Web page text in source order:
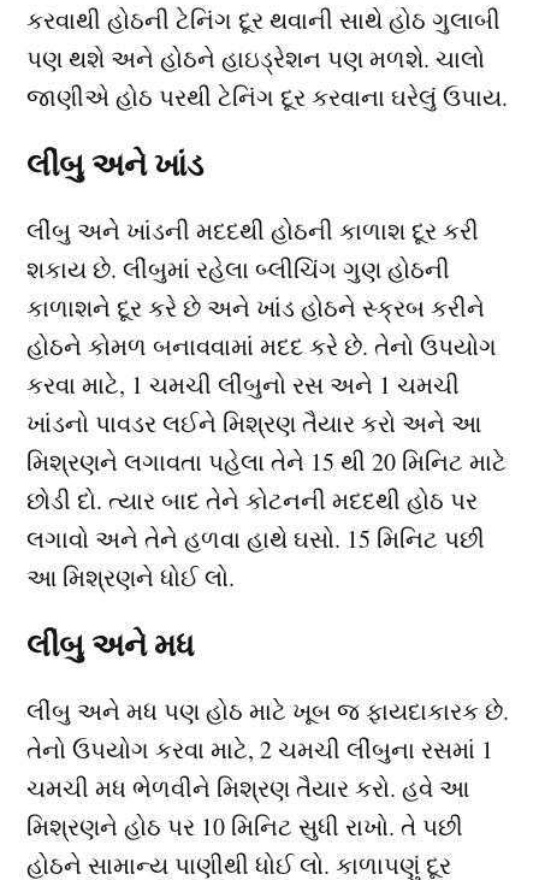
કરવાથી હોઠની ટેનિંગ દૂર થવાની સાથે હોઠ ગુલાબી
પણ થશે અને હોઠને હાઇડ્રેશન પણ મળશે. ચાલો
જાણીએ હોઠ પરથી ટેનિંગ દૂર કરવાના ઘરેલું ઉપાય.
લીંબુ અને ખાંડ
લીંબુ અને ખાંડની મદદથી હોઠની કાળાશ દૂર કરી
શકાય છે. લીંબુમાં રહેલા બ્લીચિંગ ગુણ હોઠની
કાળાશને દૂર કરે છે અને ખાંડ હોઠને સ્ક્રબ કરીને
હોઠને કોમળ બનાવવામાં મદદ કરે છે. તેનો ઉપયોગ
કરવા માટે, 1 ચમચી લીંબુનો રસ અને 1 ચમચી
ખાંડનો પાવડર લઈને મિશ્રણ તૈયાર કરો અને આ
મિશ્રણને લગાવતા પહેલા તેને 15 થી 20 મિનિટ માટે
છોડી દો. ત્યાર બાદ તેને કોટનની મદદથી હોઠ પર
લગાવો અને તેને હળવા હાથે ઘસો. 15 મિનિટ પછી
આ મિશ્રણને ધોઈ લો.
લીંબુ અને મધ
લીંબુ અને મધ પણ હોઠ માટે ખૂબ જ ફાયદાકારક છે.
તેનો ઉપયોગ કરવા માટે, 2 ચમચી લીંબુના રસમાં 1
ચમચી મધ ભેળવીને મિશ્રણ તૈયાર કરો. હવે આ
મિશ્રણને હોઠ પર 10 મિનિટ સુધી રાખો. તે પછી
હોઠને સામાન્ય પાણીથી ધોઈ લો. કાળાપણું દૂર